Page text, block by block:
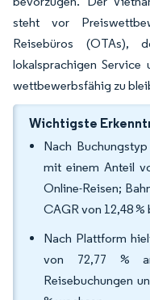
steht vor
Reisebüros (OTAs),
lokalsprachigen Service
wettbewerbsfähig zu
Wichtigste
Nach
mit einem Anteil
Online-Reisen;
CAGR von 12,48 %
Nach Plattform
von 72,77 %
Reisebuchungen